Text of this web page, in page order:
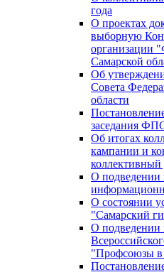
года
О проектах
выборную
организации
Самарской
Об
Совета
области
заседания
Об итогах
кампании и
коллективный
О подведении
О состоянии
"Самарский
О подведении
"Профсоюзы в